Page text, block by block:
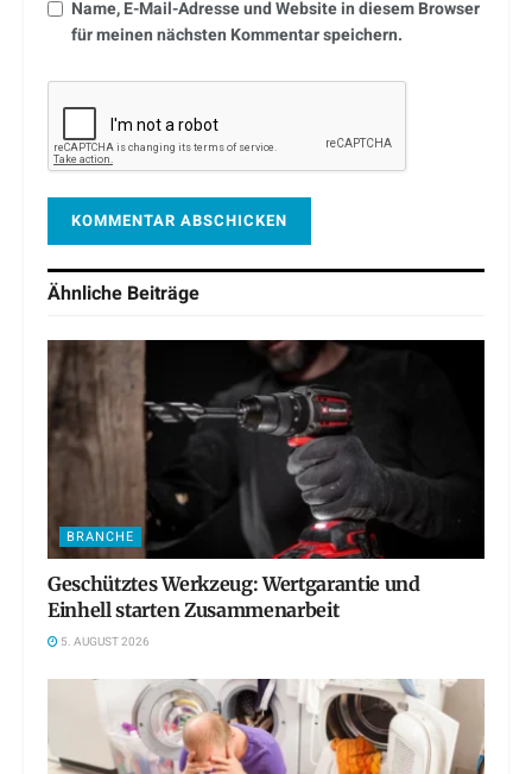
Name, E-Mail-Adresse und Website in diesem Browser
für meinen nächsten Kommentar speichern.
Ähnliche Beiträge
BRANCHE
Geschütztes Werkzeug: Wertgarantie und
Einhell starten Zusammenarbeit
5. AUGUST 2026